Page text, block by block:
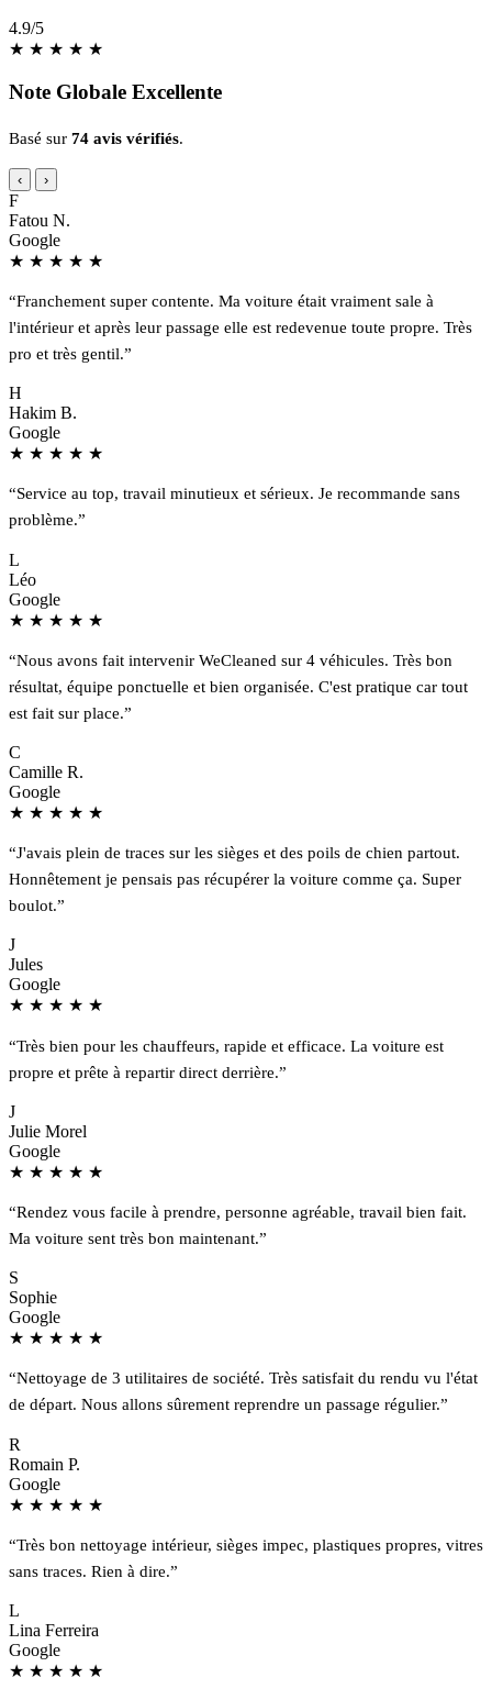
4.9/5
★ ★ ★ ★ ★
Note Globale Excellente
Basé sur 74 avis vérifiés.
‹ ›
F
Fatou N.
Google
★ ★ ★ ★ ★
“Franchement super contente. Ma voiture était vraiment sale à
l'intérieur et après leur passage elle est redevenue toute propre. Très
pro et très gentil.”
H
Hakim B.
Google
★ ★ ★ ★ ★
“Service au top, travail minutieux et sérieux. Je recommande sans
problème.”
L
Léo
Google
★ ★ ★ ★ ★
“Nous avons fait intervenir WeCleaned sur 4 véhicules. Très bon
résultat, équipe ponctuelle et bien organisée. C'est pratique car tout
est fait sur place.”
C
Camille R.
Google
★ ★ ★ ★ ★
“J'avais plein de traces sur les sièges et des poils de chien partout.
Honnêtement je pensais pas récupérer la voiture comme ça. Super
boulot.”
J
Jules
Google
★ ★ ★ ★ ★
“Très bien pour les chauffeurs, rapide et efficace. La voiture est
propre et prête à repartir direct derrière.”
J
Julie Morel
Google
★ ★ ★ ★ ★
“Rendez vous facile à prendre, personne agréable, travail bien fait.
Ma voiture sent très bon maintenant.”
S
Sophie
Google
★ ★ ★ ★ ★
“Nettoyage de 3 utilitaires de société. Très satisfait du rendu vu l'état
de départ. Nous allons sûrement reprendre un passage régulier.”
R
Romain P.
Google
★ ★ ★ ★ ★
“Très bon nettoyage intérieur, sièges impec, plastiques propres, vitres
sans traces. Rien à dire.”
L
Lina Ferreira
Google
★ ★ ★ ★ ★